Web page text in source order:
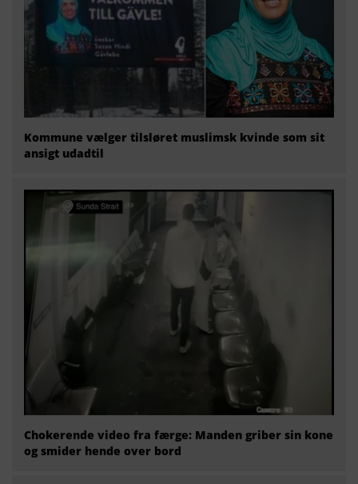
Kommune vælger tilsløret muslimsk kvinde som sit
ansigt udadtil
Chokerende video fra færge: Manden griber sin kone
og smider hende over bord